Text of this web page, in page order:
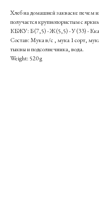
Хлеб на домашней закваске печем
получается крупнопористым с
КБЖУ: Б (7,5) - Ж (5,5) - У (33) -
Состав: Мука в/с , мука 1 сорт,
тыквы и подсолнечника, вода.
Weight: 520 g